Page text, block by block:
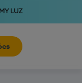
MY LUZ